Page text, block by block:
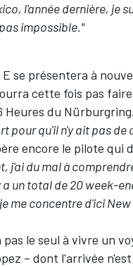
l'année dernière, je
impossible."
se présentera à
cette fois pas
Heures du Nürburgring.
pour qu'il n'y ait pas de
encore le pilote qui
j'ai du mal à
un total de 20 week-
me concentre d'ici
le seul à vivre un
– dont l'arrivée n'est